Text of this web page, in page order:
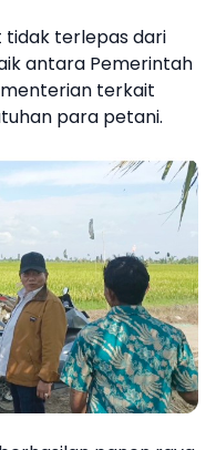
tidak terlepas dari
antara Pemerintah
terkait
para petani.